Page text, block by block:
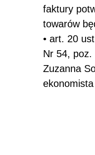
faktury
towarów
• art. 20
Nr 54, poz.
Zuzanna
ekonomista